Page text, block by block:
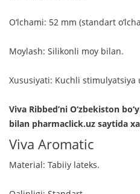
O‘lchami: 52 mm (standart
Moylash: Silikonli moy bilan.
Xususiyati: Kuchli stimulyatsiya
Viva Ribbed’ni O‘zbekiston
bilan pharmaclick.uz saytida
Viva Aromatic
Material: Tabiiy lateks.